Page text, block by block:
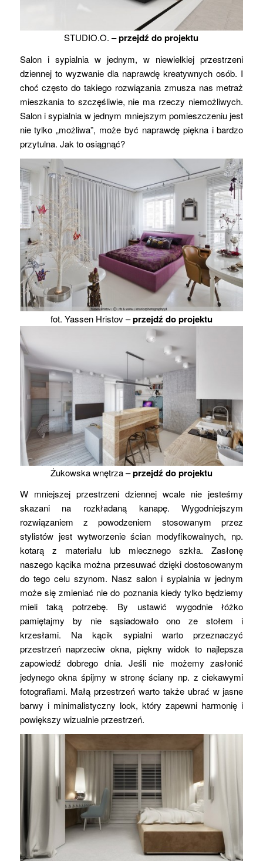
STUDIO.O. –przejdź do projektu
Salon i sypialnia w jednym, w niewielkiej przestrzeni
dziennej to wyzwanie dla naprawdę kreatywnych osób. I
choć często do takiego rozwiązania zmusza nas metraż
mieszkania to szczęśliwie, nie ma rzeczy niemożliwych.
Salon i sypialnia w jednym mniejszym pomieszczeniu jest
nie tylko „możliwa”, może być naprawdę piękna i bardzo
przytulna. Jak to osiągnąć?
fot. Yassen Hristov –przejdź do projektu
Żukowska wnętrza –przejdź do projektu
W mniejszej przestrzeni dziennej wcale nie jesteśmy
skazani na rozkładaną kanapę. Wygodniejszym
rozwiązaniem z powodzeniem stosowanym przez
stylistów jest wytworzenie ścian modyfikowalnych, np.
kotarą z materiału lub mlecznego szkła. Zasłonę
naszego kącika można przesuwać dzięki dostosowanym
do tego celu szynom. Nasz salon i sypialnia w jednym
może się zmieniać nie do poznania kiedy tylko będziemy
mieli taką potrzebę. By ustawić wygodnie łóżko
pamiętajmy by nie sąsiadowało ono ze stołem i
krzesłami. Na kącik sypialni warto przeznaczyć
przestrzeń naprzeciw okna, piękny widok to najlepsza
zapowiedź dobrego dnia. Jeśli nie możemy zasłonić
jedynego okna śpijmy w stronę ściany np. z ciekawymi
fotografiami. Małą przestrzeń warto także ubrać w jasne
barwy i minimalistyczny look, który zapewni harmonię i
powiększy wizualnie przestrzeń.